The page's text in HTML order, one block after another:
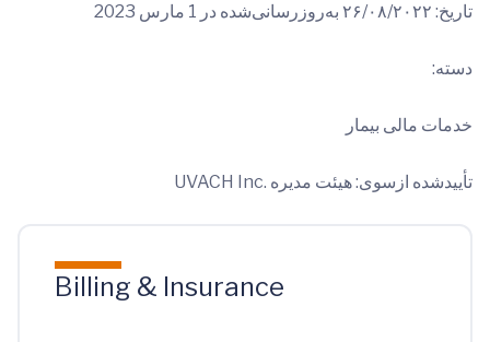
تاریخ: ۲۶/۰۸/۲۰۲۲ به‌روزرسانی‌شده در 1 مارس 2023
دسته:
خدمات مالی بیمار
تأییدشده ازسوی: هیئت مدیره UVACH Inc.‎
Billing & Insurance